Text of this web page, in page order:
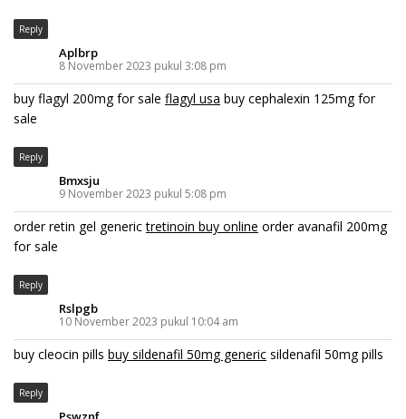
Reply
Aplbrp
8 November 2023 pukul 3:08 pm
buy flagyl 200mg for sale flagyl usa buy cephalexin 125mg for
sale
Reply
Bmxsju
9 November 2023 pukul 5:08 pm
order retin gel generictretinoin buy online order avanafil 200mg
for sale
Reply
Rslpgb
10 November 2023 pukul 10:04 am
buy cleocin pills buy sildenafil 50mg generic sildenafil 50mg pills
Reply